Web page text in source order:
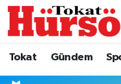
Tokat Gündem
Türkiye Gündemi
Hava Durumu